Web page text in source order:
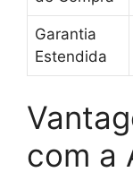
Garantia
Estendida
com a